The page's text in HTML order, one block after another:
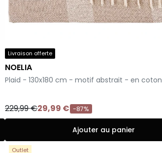
Livraison offerte
NOELIA
-
Plaid - 130x180 cm - motif abstrait - en coton
229,99 €29,99 € -87%
Ajouter au panier
Outlet